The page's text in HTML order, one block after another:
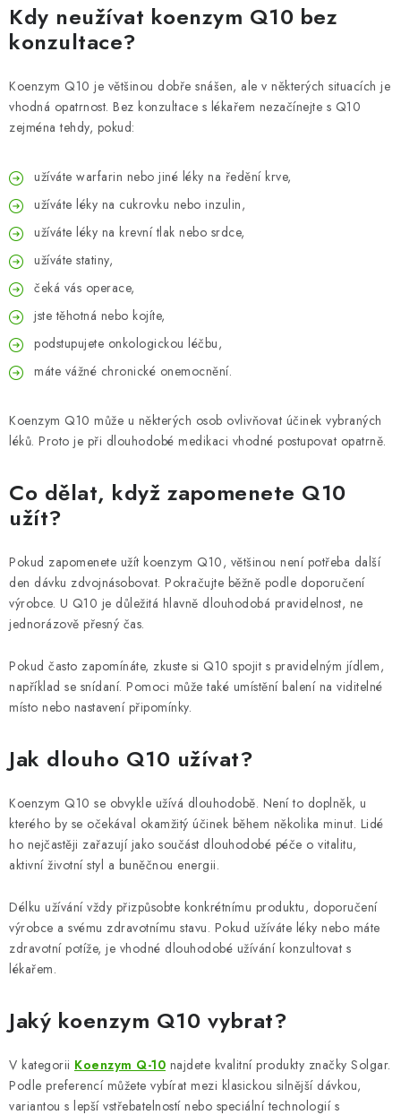
Kdy neužívat koenzym Q10 bez
konzultace?
Koenzym Q10 je většinou dobře snášen, ale v některých situacích je
vhodná opatrnost. Bez konzultace s lékařem nezačínejte s Q10
zejména tehdy, pokud:
užíváte warfarin nebo jiné léky na ředění krve,
užíváte léky na cukrovku nebo inzulin,
užíváte léky na krevní tlak nebo srdce,
užíváte statiny,
čeká vás operace,
jste těhotná nebo kojíte,
podstupujete onkologickou léčbu,
máte vážné chronické onemocnění.
Koenzym Q10 může u některých osob ovlivňovat účinek vybraných
léků. Proto je při dlouhodobé medikaci vhodné postupovat opatrně.
Co dělat, když zapomenete Q10
užít?
Pokud zapomenete užít koenzym Q10, většinou není potřeba další
den dávku zdvojnásobovat. Pokračujte běžně podle doporučení
výrobce. U Q10 je důležitá hlavně dlouhodobá pravidelnost, ne
jednorázově přesný čas.
Pokud často zapomínáte, zkuste si Q10 spojit s pravidelným jídlem,
například se snídaní. Pomoci může také umístění balení na viditelné
místo nebo nastavení připomínky.
Jak dlouho Q10 užívat?
Koenzym Q10 se obvykle užívá dlouhodobě. Není to doplněk, u
kterého by se očekával okamžitý účinek během několika minut. Lidé
ho nejčastěji zařazují jako součást dlouhodobé péče o vitalitu,
aktivní životní styl a buněčnou energii.
Délku užívání vždy přizpůsobte konkrétnímu produktu, doporučení
výrobce a svému zdravotnímu stavu. Pokud užíváte léky nebo máte
zdravotní potíže, je vhodné dlouhodobé užívání konzultovat s
lékařem.
Jaký koenzym Q10 vybrat?
V kategorii Koenzym Q-10 najdete kvalitní produkty značky Solgar.
Podle preferencí můžete vybírat mezi klasickou silnější dávkou,
variantou s lepší vstřebatelností nebo speciální technologií s